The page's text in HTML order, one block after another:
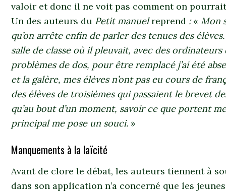
valoir et donc il ne voit pas comment on
Un des auteurs du Petit manuelreprend :« Mon
qu’on arrête enfin de parler des tenues des
salle de classe où il pleuvait, avec des ordinateurs
problèmes de dos, pour être remplacé j’ai été
et la galère, mes élèves n’ont pas eu cours de
des élèves de troisièmes qui passaient le brevet
qu’au bout d’un moment, savoir ce que portent
principal me pose un souci. »
Manquements à la laïcité
Avant de clore le débat, les auteurs tiennent à
dans son application n’a concerné que les